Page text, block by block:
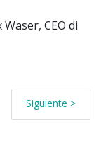
CEO di
Siguiente >